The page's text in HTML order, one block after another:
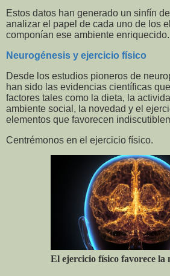
Estos datos han generado un sinfín
analizar el papel de cada uno de los
componían ese ambiente enriquecido.
Neurogénesis y ejercicio físico
Desde los estudios pioneros de
han sido las evidencias científicas
factores tales como la dieta, la
ambiente social, la novedad y el
elementos que favorecen
Centrémonos en el ejercicio físico.
El ejercicio físico favorece la